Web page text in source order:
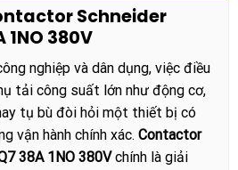
Schneider
1NO 380V
nghiệp và dân dụng, việc điều
tải công suất lớn như động cơ,
tụ bù đòi hỏi một thiết bị có
vận hành chính xác. Contactor
38A 1NO 380Vchính là giải